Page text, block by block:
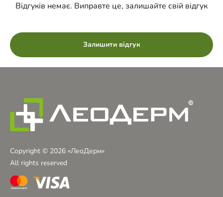
голови, Плазмоліфтинг волосся
Відгуків немає. Виправте це, залишайте свій відгук
Залишити відгук
Copyright © 2026 «ЛеоДерм»
All rights reserved